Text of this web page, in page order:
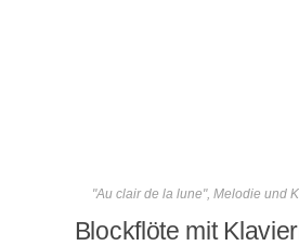
"Au clair de la lune", Melodie und
Blockflöte mit